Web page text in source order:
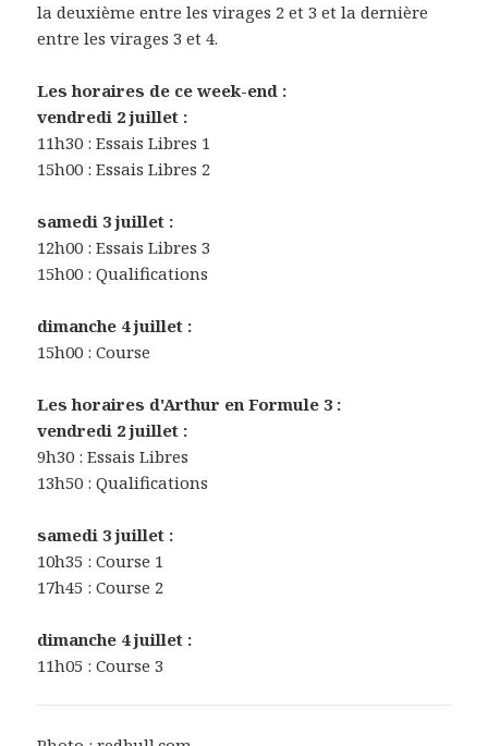
la deuxième entre les virages 2 et 3 et la dernière
entre les virages 3 et 4.
Les horaires de ce week-end :
vendredi 2 juillet :
11h30 : Essais Libres 1
15h00 : Essais Libres 2
samedi 3 juillet :
12h00 : Essais Libres 3
15h00 : Qualifications
dimanche 4 juillet :
15h00 : Course
Les horaires d'Arthur en Formule 3 :
vendredi 2 juillet :
9h30 : Essais Libres
13h50 : Qualifications
samedi 3 juillet :
10h35 : Course 1
17h45 : Course 2
dimanche 4 juillet :
11h05 : Course 3